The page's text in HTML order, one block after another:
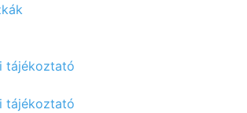
tájékoztató
tájékoztató